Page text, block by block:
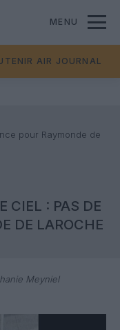
MENU
AIR JOURNAL
pour Raymonde de
CIEL : PAS DE
DE LAROCHE
Meyniel